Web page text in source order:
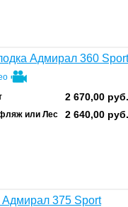
Адмирал 360 Sport
2 670,00 руб.
или Лес 2 640,00 руб.
375 Sport